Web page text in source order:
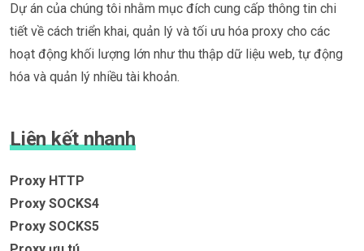
Dự án của chúng tôi nhằm mục đích cung cấp thông tin chi
tiết về cách triển khai, quản lý và tối ưu hóa proxy cho các
hoạt động khối lượng lớn như thu thập dữ liệu web, tự động
hóa và quản lý nhiều tài khoản.
Liên kết nhanh
Proxy HTTP
Proxy SOCKS4
Proxy SOCKS5